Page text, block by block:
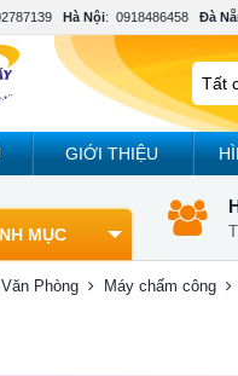
Hà Nội: 0918486458 Đà
GIỚI THIỆU
MỤC
Phòng Máy chấm công